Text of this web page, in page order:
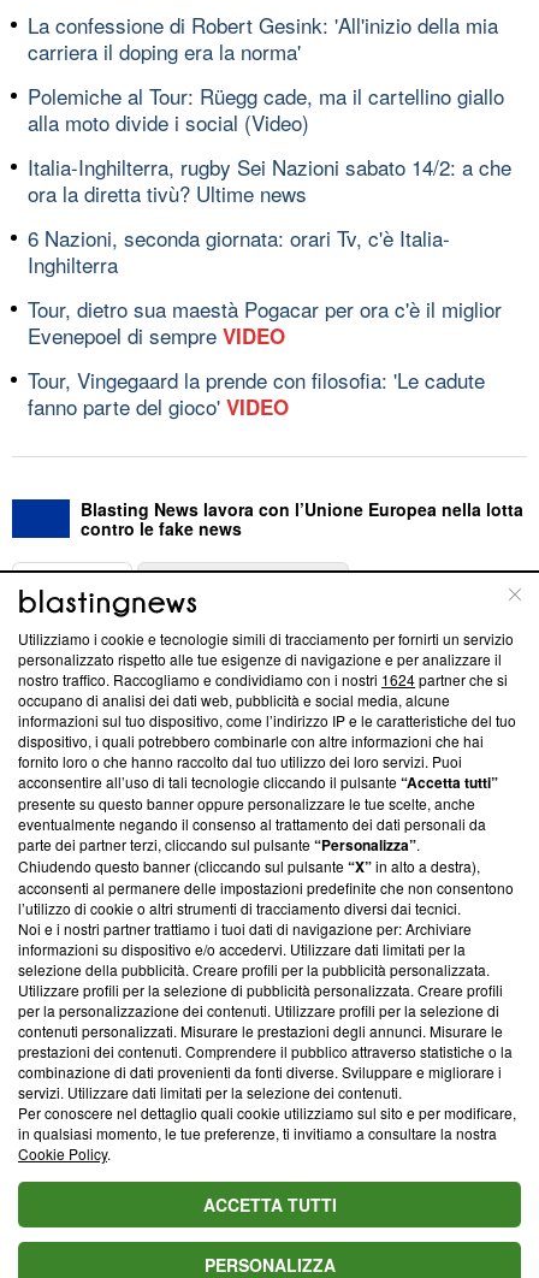
La confessione di Robert Gesink: 'All'inizio della mia
carriera il doping era la norma'
Polemiche al Tour: Rüegg cade, ma il cartellino giallo
alla moto divide i social (Video)
Italia-Inghilterra, rugby Sei Nazioni sabato 14/2: a che
ora la diretta tivù? Ultime news
6 Nazioni, seconda giornata: orari Tv, c'è Italia-
Inghilterra
Tour, dietro sua maestà Pogacar per ora c'è il miglior
Evenepoel di sempre VIDEO
Tour, Vingegaard la prende con filosofia: 'Le cadute
fanno parte del gioco' VIDEO
Blasting News lavora con l’Unione Europea nella lotta
contro le fake news
ABOUT
Questa sezione offre informazioni trasparenti su Blasting
News, sui nostri processi editoriali e su come ci impegniamo a
creare news di qualità. Inoltre, afferma la nostra aderenza a
‘Trust Project - News with Integrity’Blasting News non è
ancora membro del programma, ma ha richiesto di farne
parte; Trust Project non ha ancora effettuato una verifica di
conformità agli standard.
Su di noi
Team editoriale
Corporate
Redazione
Informativa Privacy
Cookie Policy
Blasting SA, IDI CHE-247.845.224, Via Carlo Frasca, 3 - 6900
Lugano (Svizzera) Tel:+39 0690258937
© 2026 Blasting News
Utilizziamo i cookie e tecnologie simili di tracciamento per fornirti un servizio
personalizzato rispetto alle tue esigenze di navigazione e per analizzare il
nostro traffico. Raccogliamo e condividiamo con i nostri 1624partner che si
occupano di analisi dei dati web, pubblicità e social media, alcune
informazioni sul tuo dispositivo, come l’indirizzo IP e le caratteristiche del tuo
dispositivo, i quali potrebbero combinarle con altre informazioni che hai
fornito loro o che hanno raccolto dal tuo utilizzo dei loro servizi. Puoi
acconsentire all’uso di tali tecnologie cliccando il pulsante“Accetta tutti”
presente su questo banner oppure personalizzare le tue scelte, anche
eventualmente negando il consenso al trattamento dei dati personali da
parte dei partner terzi, cliccando sul pulsante“Personalizza”.
Chiudendo questo banner (cliccando sul pulsante“X”in alto a destra),
acconsenti al permanere delle impostazioni predefinite che non consentono
l’utilizzo di cookie o altri strumenti di tracciamento diversi dai tecnici.
Noi e i nostri partner trattiamo i tuoi dati di navigazione per: Archiviare
informazioni su dispositivo e/o accedervi. Utilizzare dati limitati per la
selezione della pubblicità. Creare profili per la pubblicità personalizzata.
Utilizzare profili per la selezione di pubblicità personalizzata. Creare profili
per la personalizzazione dei contenuti. Utilizzare profili per la selezione di
contenuti personalizzati. Misurare le prestazioni degli annunci. Misurare le
prestazioni dei contenuti. Comprendere il pubblico attraverso statistiche o la
combinazione di dati provenienti da fonti diverse. Sviluppare e migliorare i
servizi. Utilizzare dati limitati per la selezione dei contenuti.
Per conoscere nel dettaglio quali cookie utilizziamo sul sito e per modificare,
in qualsiasi momento, le tue preferenze, ti invitiamo a consultare la nostra
Cookie Policy.
ACCETTA TUTTI
PERSONALIZZA